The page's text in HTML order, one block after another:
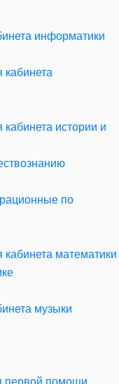
информатики
истории и
по
математики
музыки
первой помощи